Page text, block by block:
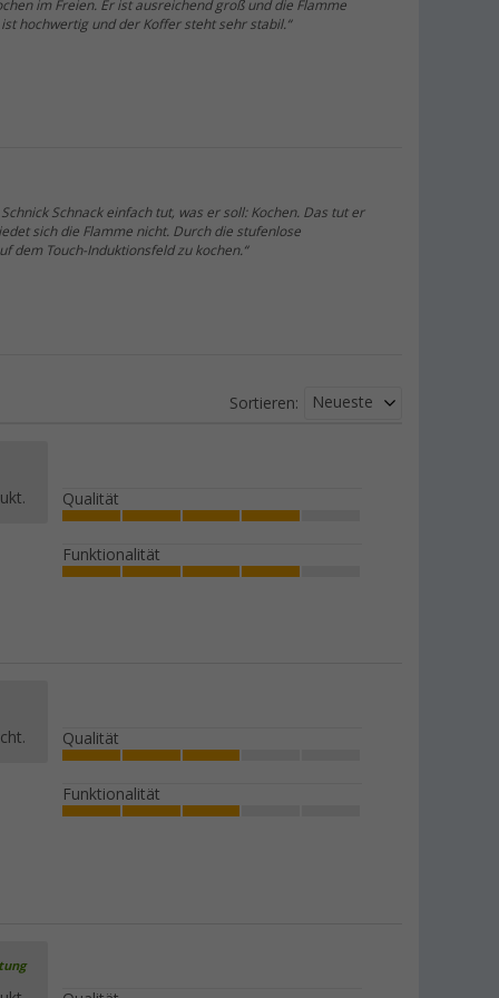
im Freien. Er ist ausreichend groß und die Flamme
hochwertig und der Koffer steht sehr stabil.“
Schnack einfach tut, was er soll: Kochen. Das tut er
sich die Flamme nicht. Durch die stufenlose
dem Touch-Induktionsfeld zu kochen.“
Sortieren: Neueste
Qualität
Funktionalität
Qualität
Funktionalität